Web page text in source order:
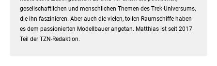
gesellschaftlichen und menschlichen Themen des Trek-Universums,
die ihn faszinieren. Aber auch die vielen, tollen Raumschiffe haben
es dem passionierten Modellbauer angetan. Matthias ist seit 2017
Teil der TZN-Redaktion.